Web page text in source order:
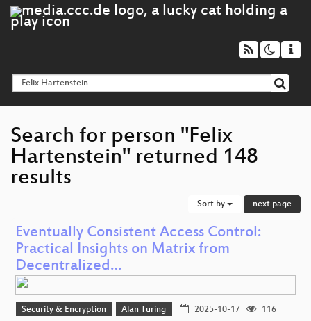
Search for person "Felix
Hartenstein" returned 148
results
Sort by next page
Eventually Consistent Access Control:
Practical Insights on Matrix from
Decentralized…
Security & Encryption Alan Turing 2025-10-17
116